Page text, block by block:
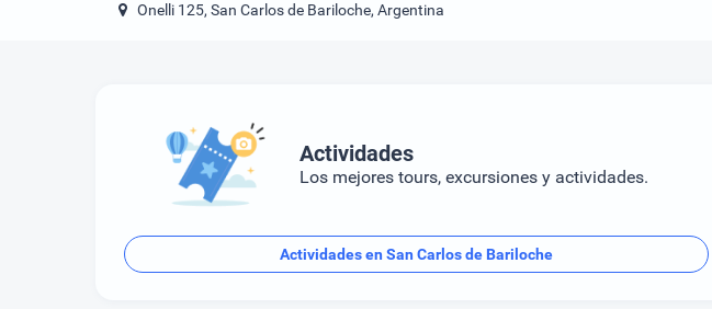
Onelli 125, San Carlos de Bariloche, Argentina
Actividades
Los mejores tours, excursiones y actividades.
Actividades en San Carlos de Bariloche